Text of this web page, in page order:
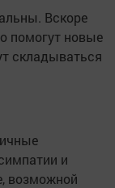
Вскоре
помогут новые
складываться
и
возможной